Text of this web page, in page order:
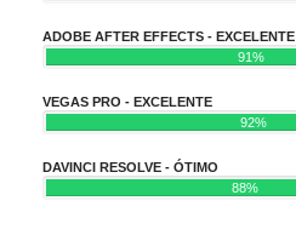
ADOBE AFTER EFFECTS - EXCELENTE
91%
VEGAS PRO - EXCELENTE
92%
DAVINCI RESOLVE - ÓTIMO
88%